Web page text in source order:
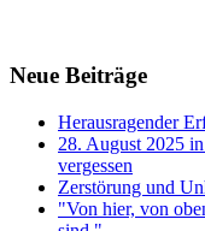
Neue Beiträge
Herausragender
28. August 2025
vergessen
Zerstörung und
"Von hier, von